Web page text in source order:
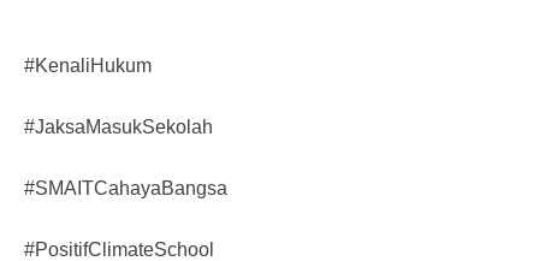
#KenaliHukum
#JaksaMasukSekolah
#SMAITCahayaBangsa
#PositifClimateSchool